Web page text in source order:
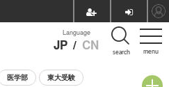
menu
Language
JP / CN search
医学部 東大受験